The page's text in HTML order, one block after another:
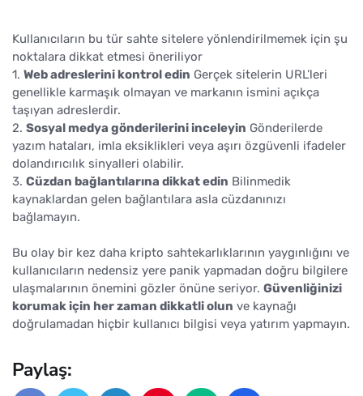
Kullanıcıların bu tür sahte sitelere yönlendirilmemek için şu
noktalara dikkat etmesi öneriliyor
1. Web adreslerini kontrol edin Gerçek sitelerin URL’leri
genellikle karmaşık olmayan ve markanın ismini açıkça
taşıyan adreslerdir.
2. Sosyal medya gönderilerini inceleyin Gönderilerde
yazım hataları, imla eksiklikleri veya aşırı özgüvenli ifadeler
dolandırıcılık sinyalleri olabilir.
3. Cüzdan bağlantılarına dikkat edin Bilinmedik
kaynaklardan gelen bağlantılara asla cüzdanınızı
bağlamayın.
Bu olay bir kez daha kripto sahtekarlıklarının yaygınlığını ve
kullanıcıların nedensiz yere panik yapmadan doğru bilgilere
ulaşmalarının önemini gözler önüne seriyor. Güvenliğinizi
korumak için her zaman dikkatli olun ve kaynağı
doğrulamadan hiçbir kullanıcı bilgisi veya yatırım yapmayın.
Paylaş: